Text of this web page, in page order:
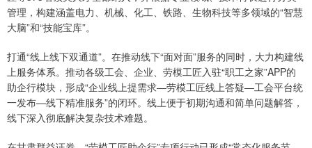
管理，构建涵盖电力、机械、化工、铁路、生物科技等多领域的“智慧
大脑”和“技能宝库”。
打通“线上线下双通道”。在推动线下“面对面”服务的同时，大力构建线
上服务体系。推动各级工会、企业、劳模工匠入驻“职工之家”APP的
助企行模块，形成“企业线上提需求—劳模工匠线上答疑—工会平台统
一发布—线下精准服务”的闭环。线上便于初期沟通和简单问题解答，
线下深入彻底解决复杂技术难题。